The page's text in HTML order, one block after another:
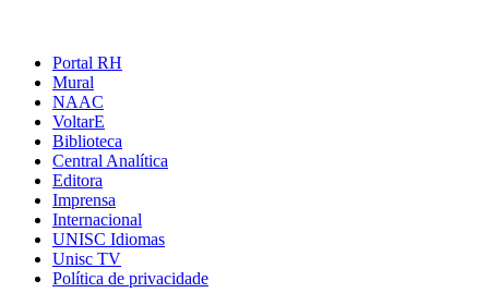
Portal RH
Mural
NAAC
VoltarE
Biblioteca
Central Analítica
Editora
Imprensa
Internacional
UNISC Idiomas
Unisc TV
Política de privacidade